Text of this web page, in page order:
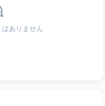
はありません